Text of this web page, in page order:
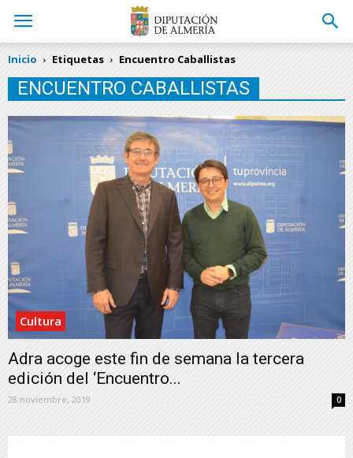
Inicio Etiquetas Encuentro Caballistas
ENCUENTRO CABALLISTAS
Cultura
Adra acoge este fin de semana la tercera
edición del ‘Encuentro...
28 noviembre, 2019 0